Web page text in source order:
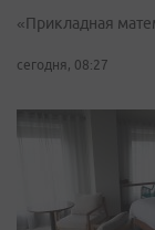
«Прикладная
сегодня, 08:27